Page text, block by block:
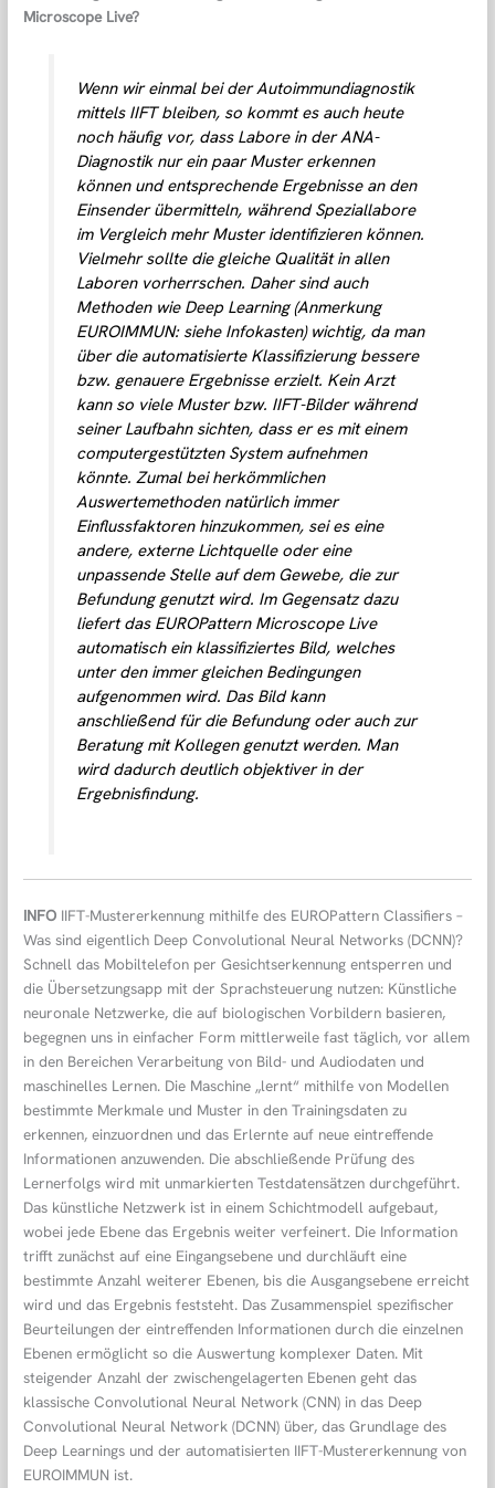
Microscope Live?
Wenn wir einmal bei der Autoimmundiagnostik
mittels IIFT bleiben, so kommt es auch heute
noch häufig vor, dass Labore in der ANA-
Diagnostik nur ein paar Muster erkennen
können und entsprechende Ergebnisse an den
Einsender übermitteln, während Speziallabore
im Vergleich mehr Muster identifizieren können.
Vielmehr sollte die gleiche Qualität in allen
Laboren vorherrschen. Daher sind auch
Methoden wie Deep Learning (Anmerkung
EUROIMMUN: siehe Infokasten) wichtig, da man
über die automatisierte Klassifizierung bessere
bzw. genauere Ergebnisse erzielt. Kein Arzt
kann so viele Muster bzw. IIFT-Bilder während
seiner Laufbahn sichten, dass er es mit einem
computergestützten System aufnehmen
könnte. Zumal bei herkömmlichen
Auswertemethoden natürlich immer
Einflussfaktoren hinzukommen, sei es eine
andere, externe Lichtquelle oder eine
unpassende Stelle auf dem Gewebe, die zur
Befundung genutzt wird. Im Gegensatz dazu
liefert das EUROPattern Microscope Live
automatisch ein klassifiziertes Bild, welches
unter den immer gleichen Bedingungen
aufgenommen wird. Das Bild kann
anschließend für die Befundung oder auch zur
Beratung mit Kollegen genutzt werden. Man
wird dadurch deutlich objektiver in der
Ergebnisfindung.
INFO IIFT-Mustererkennung mithilfe des EUROPattern Classifiers –
Was sind eigentlich Deep Convolutional Neural Networks (DCNN)?
Schnell das Mobiltelefon per Gesichtserkennung entsperren und
die Übersetzungsapp mit der Sprachsteuerung nutzen: Künstliche
neuronale Netzwerke, die auf biologischen Vorbildern basieren,
begegnen uns in einfacher Form mittlerweile fast täglich, vor allem
in den Bereichen Verarbeitung von Bild- und Audiodaten und
maschinelles Lernen. Die Maschine „lernt“ mithilfe von Modellen
bestimmte Merkmale und Muster in den Trainingsdaten zu
erkennen, einzuordnen und das Erlernte auf neue eintreffende
Informationen anzuwenden. Die abschließende Prüfung des
Lernerfolgs wird mit unmarkierten Testdatensätzen durchgeführt.
Das künstliche Netzwerk ist in einem Schichtmodell aufgebaut,
wobei jede Ebene das Ergebnis weiter verfeinert. Die Information
trifft zunächst auf eine Eingangsebene und durchläuft eine
bestimmte Anzahl weiterer Ebenen, bis die Ausgangsebene erreicht
wird und das Ergebnis feststeht. Das Zusammenspiel spezifischer
Beurteilungen der eintreffenden Informationen durch die einzelnen
Ebenen ermöglicht so die Auswertung komplexer Daten. Mit
steigender Anzahl der zwischengelagerten Ebenen geht das
klassische Convolutional Neural Network (CNN) in das Deep
Convolutional Neural Network (DCNN) über, das Grundlage des
Deep Learnings und der automatisierten IIFT-Mustererkennung von
EUROIMMUN ist.